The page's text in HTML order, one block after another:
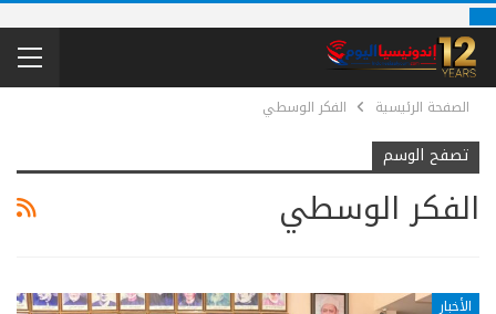
الصفحة الرئيسية الفكر الوسطي
تصفح الوسم
الفكر الوسطي
الأخبار